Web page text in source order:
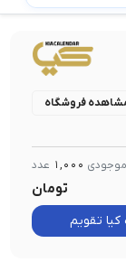
فروشگاه
موجودی 1,000 عدد
تومان
تقویم